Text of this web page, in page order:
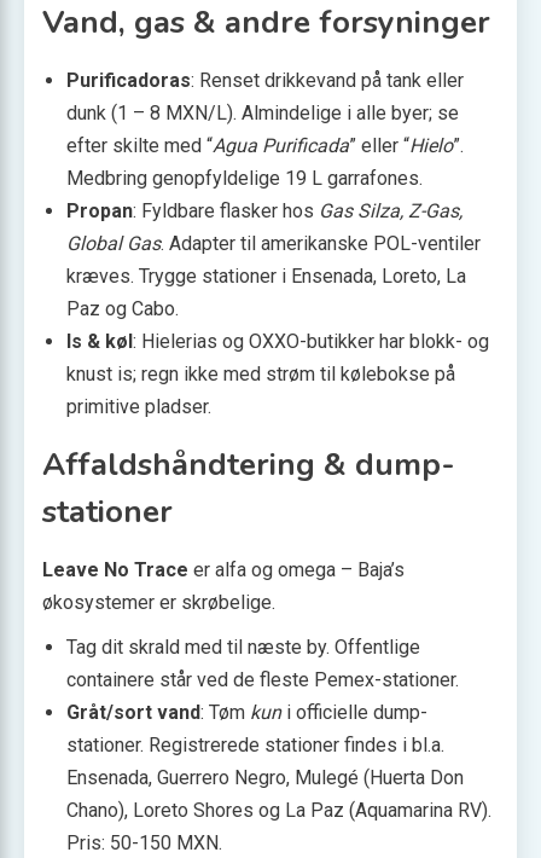
Vand, gas & andre forsyninger
Purificadoras: Renset drikkevand på tank eller
dunk (1 – 8 MXN/L). Almindelige i alle byer; se
efter skilte med “Agua Purificada” eller “Hielo”.
Medbring genopfyldelige 19 L garrafones.
Propan: Fyldbare flasker hos Gas Silza, Z-Gas,
Global Gas. Adapter til amerikanske POL-ventiler
kræves. Trygge stationer i Ensenada, Loreto, La
Paz og Cabo.
Is & køl : Hielerias og OXXO-butikker har blokk- og
knust is; regn ikke med strøm til kølebokse på
primitive pladser.
Affaldshåndtering & dump-
stationer
Leave No Trace er alfa og omega – Baja’s
økosystemer er skrøbelige.
Tag dit skrald med til næste by. Offentlige
containere står ved de fleste Pemex-stationer.
Gråt/sort vand: Tøm kuni officielle dump-
stationer. Registrerede stationer findes i bl.a.
Ensenada, Guerrero Negro, Mulegé (Huerta Don
Chano), Loreto Shores og La Paz (Aquamarina RV).
Pris: 50-150 MXN.